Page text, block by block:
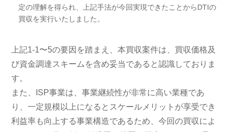
定の理解を得られ、上記手法が今回実現できたことからDTIの
買収を実行いたしました。
上記1-1〜5の要因を踏まえ、本買収案件は、買収価格及
び資金調達スキームを含め妥当であると認識しておりま
す。
また、ISP事業は、事業継続性が非常に高い業種であ
り、一定規模以上になるとスケールメリットが享受でき
利益率も向上する事業構造であるため、今回の買収によ